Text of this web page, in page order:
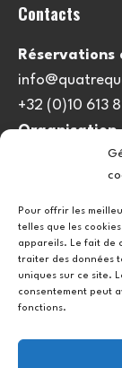
Pour offrir les
telles que les
appareils. Le fait de
traiter des données
uniques sur ce site.
consentement peut
fonctions.
Contacts
Réservations
+32 (0)10 613
Organisation
Politique de